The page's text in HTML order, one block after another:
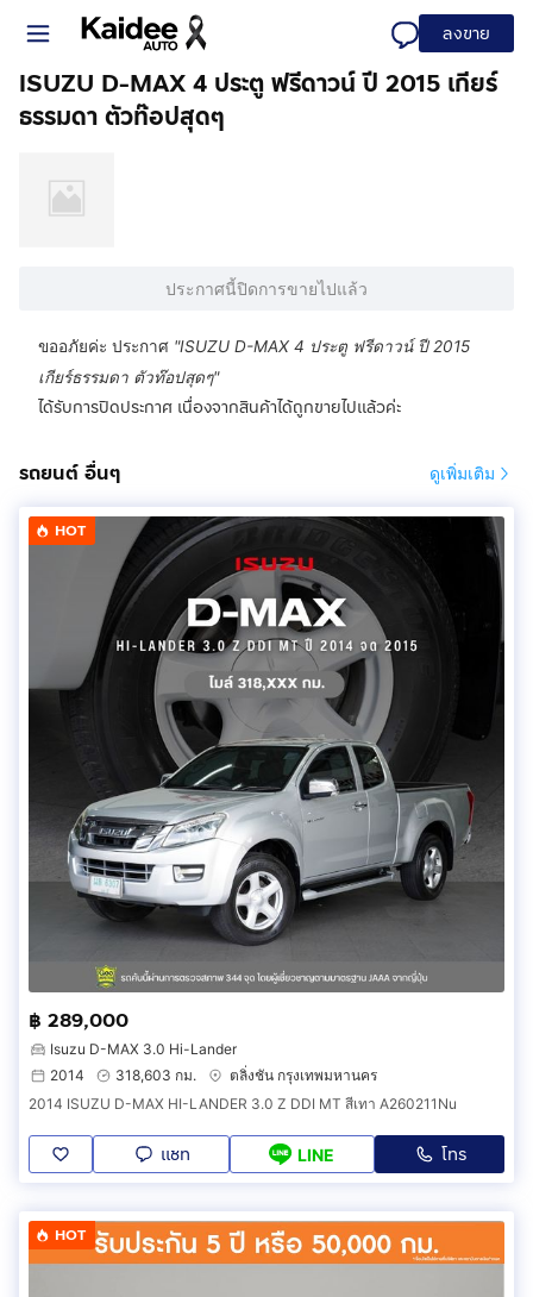
ลงขาย
ISUZU D-MAX 4 ประตู ฟรีดาวน์ ปี 2015 เกียร์
ธรรมดา ตัวท๊อปสุดๆ
ประกาศนี้ปิดการขายไปแล้ว
ขออภัยค่ะ ประกาศ "ISUZU D-MAX 4 ประตู ฟรีดาวน์ ปี 2015
เกียร์ธรรมดา ตัวท๊อปสุดๆ"
ได้รับการปิดประกาศ เนื่องจากสินค้าได้ถูกขายไปแล้วค่ะ
รถยนต์ อื่นๆ ดูเพิ่มเติม
HOT
฿ 289,000
Isuzu D-MAX 3.0 Hi-Lander
2014
318,603 กม.
ตลิ่งชัน กรุงเทพมหานคร
2014 ISUZU D-MAX HI-LANDER 3.0 Z DDI MT สีเทา A260211Nu
แชท LINE โทร
HOT